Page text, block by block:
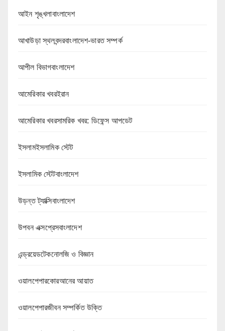
আইন শৃঙ্খলাবাংলাদেশ
আখাউড়া স্থলবন্দরবাংলাদেশ-ভারত সম্পর্ক
আপীল বিভাগবাংলাদেশ
আমেরিকার খবরইরান
আমেরিকার খবরসামরিক খবর: ডিফেন্স আপডেট
ইসলামইসলামিক স্টেট
ইসলামিক স্টেটবাংলাদেশ
উড়ন্ত ট্যাক্সিবাংলাদেশ
উপবন এক্সপ্রেসবাংলাদেশ
এন্ড্রয়েডটেকনোলজি ও বিজ্ঞান
ওয়ালপেপারকোরআনের আয়াত
ওয়ালপেপারজীবন সম্পর্কিত উক্তি